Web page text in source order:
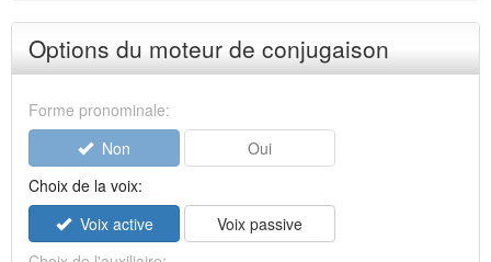
Options du moteur de conjugaison
Forme pronominale:
Non
Oui
Choix de la voix:
Voix active
Voix passive